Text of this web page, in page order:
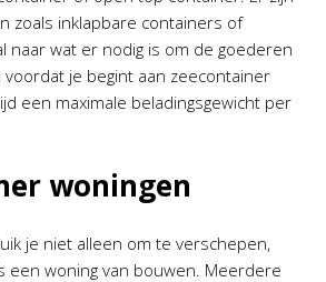
zoals inklapbare containers of
naar wat er nodig is om de goederen
je begint aan zeecontainer
een maximale beladingsgewicht per
woningen
je niet alleen om te verschepen,
een woning van bouwen. Meerdere